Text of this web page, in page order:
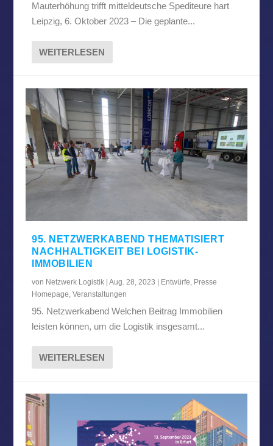
Mauterhöhung trifft mitteldeutsche Spediteure hart
Leipzig, 6. Oktober 2023 – Die geplante...
WEITERLESEN
95. NETZWERKABEND THEMATISIERT
NACHHALTIGKEIT BEI LOGISTIK-
IMMOBILIEN
von Netzwerk Logistik |Aug. 28, 2023 Entwürfe, Presse
Homepage,Veranstaltungen
95. Netzwerkabend Welchen Beitrag Immobilien
leisten können, um die Logistik insgesamt...
WEITERLESEN